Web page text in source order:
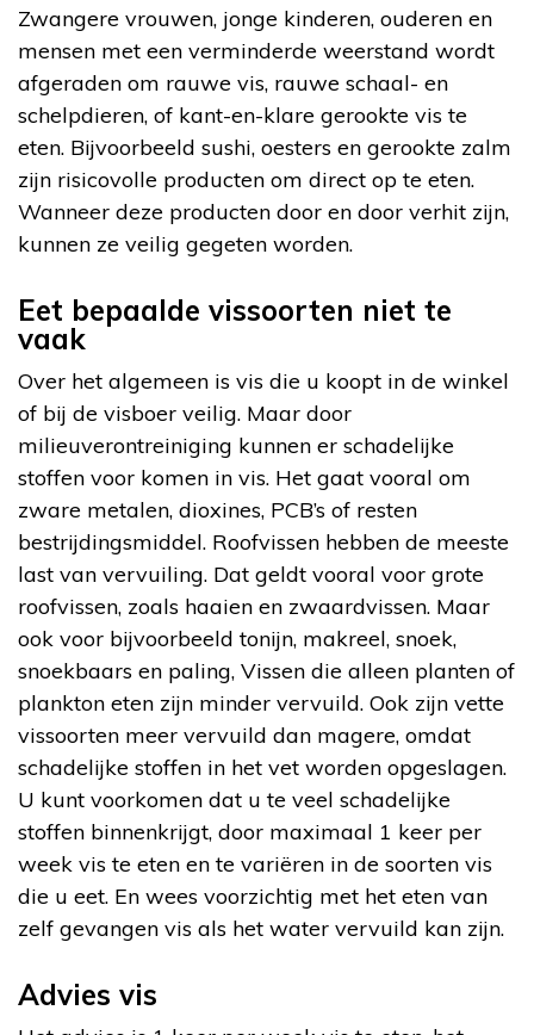
Zwangere vrouwen, jonge kinderen, ouderen en
mensen met een verminderde weerstand wordt
afgeraden om rauwe vis, rauwe schaal- en
schelpdieren, of kant-en-klare gerookte vis te
eten. Bijvoorbeeld sushi, oesters en gerookte zalm
zijn risicovolle producten om direct op te eten.
Wanneer deze producten door en door verhit zijn,
kunnen ze veilig gegeten worden.
Eet bepaalde vissoorten niet te
vaak
Over het algemeen is vis die u koopt in de winkel
of bij de visboer veilig. Maar door
milieuverontreiniging kunnen er schadelijke
stoffen voor komen in vis. Het gaat vooral om
zware metalen, dioxines, PCB’s of resten
bestrijdingsmiddel. Roofvissen hebben de meeste
last van vervuiling. Dat geldt vooral voor grote
roofvissen, zoals haaien en zwaardvissen. Maar
ook voor bijvoorbeeld tonijn, makreel, snoek,
snoekbaars en paling, Vissen die alleen planten of
plankton eten zijn minder vervuild. Ook zijn vette
vissoorten meer vervuild dan magere, omdat
schadelijke stoffen in het vet worden opgeslagen.
U kunt voorkomen dat u te veel schadelijke
stoffen binnenkrijgt, door maximaal 1 keer per
week vis te eten en te variëren in de soorten vis
die u eet. En wees voorzichtig met het eten van
zelf gevangen vis als het water vervuild kan zijn.
Advies vis